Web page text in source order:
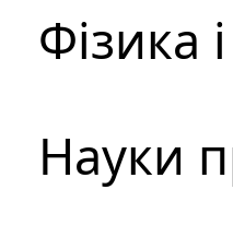
Фізика
Науки